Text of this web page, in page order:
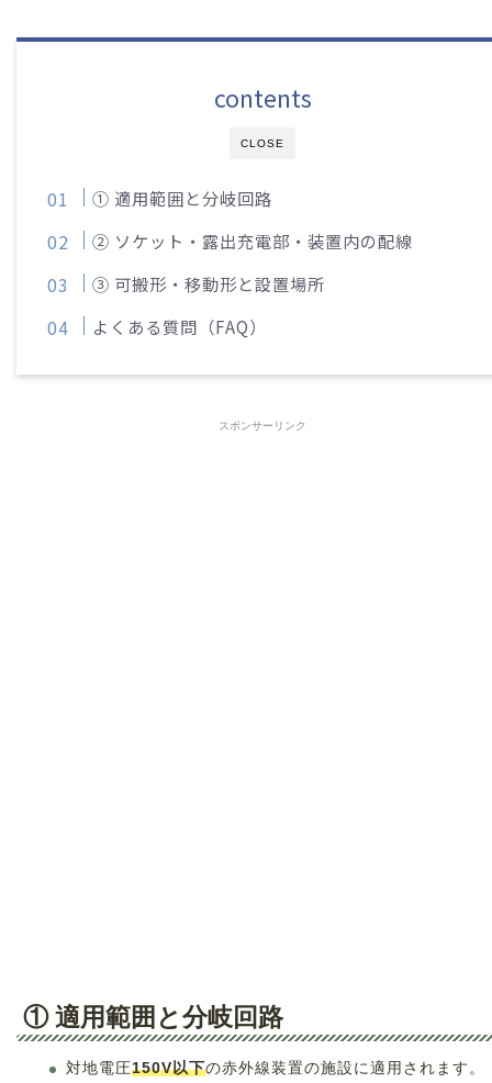
CLOSE
contents
① 適用範囲と分岐回路
② ソケット・露出充電部・装置内の配線
③ 可搬形・移動形と設置場所
よくある質問（FAQ）
スポンサーリンク
① 適用範囲と分岐回路
対地電圧150V以下の赤外線装置の施設に適用されます。